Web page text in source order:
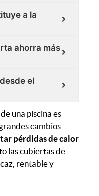
a la
ahorra más
el
una piscina es
cambios
pérdidas de calor
las cubiertas de
rentable y